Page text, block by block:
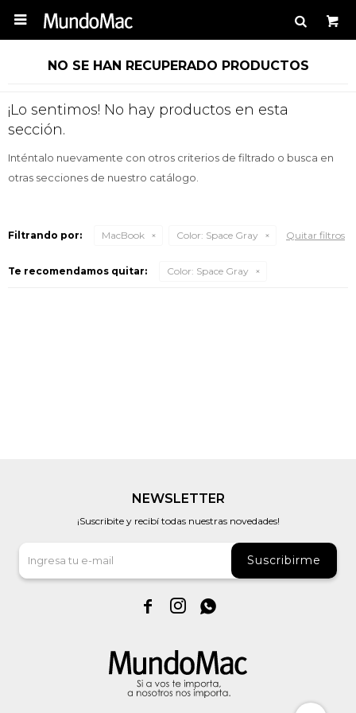

NO SE HAN RECUPERADO PRODUCTOS
¡Lo sentimos! No hay productos en esta
sección.
Inténtalo nuevamente con otros criterios de filtrado o busca en
otras secciones de nuestro catálogo.
Filtrando por: MacBook Color: Space Gray Quitar filtros
Te recomendamos quitar: Color: Space Gray
NEWSLETTER
¡Suscribite y recibí todas nuestras novedades!
Suscribirme
  